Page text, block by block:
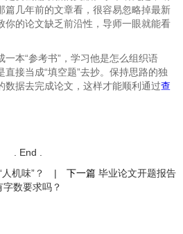
篇几年前的文章看，很容易忽略掉最新
你的论文缺乏前沿性，导师一眼就能看
一本“参考书”，学习他是怎么组织语
接当成“填空题”去抄。保持思路的独
数据去完成论文，这样才能顺利通过查
. End .
机味”？ | 下一篇 毕业论文开题报告
字数要求吗？